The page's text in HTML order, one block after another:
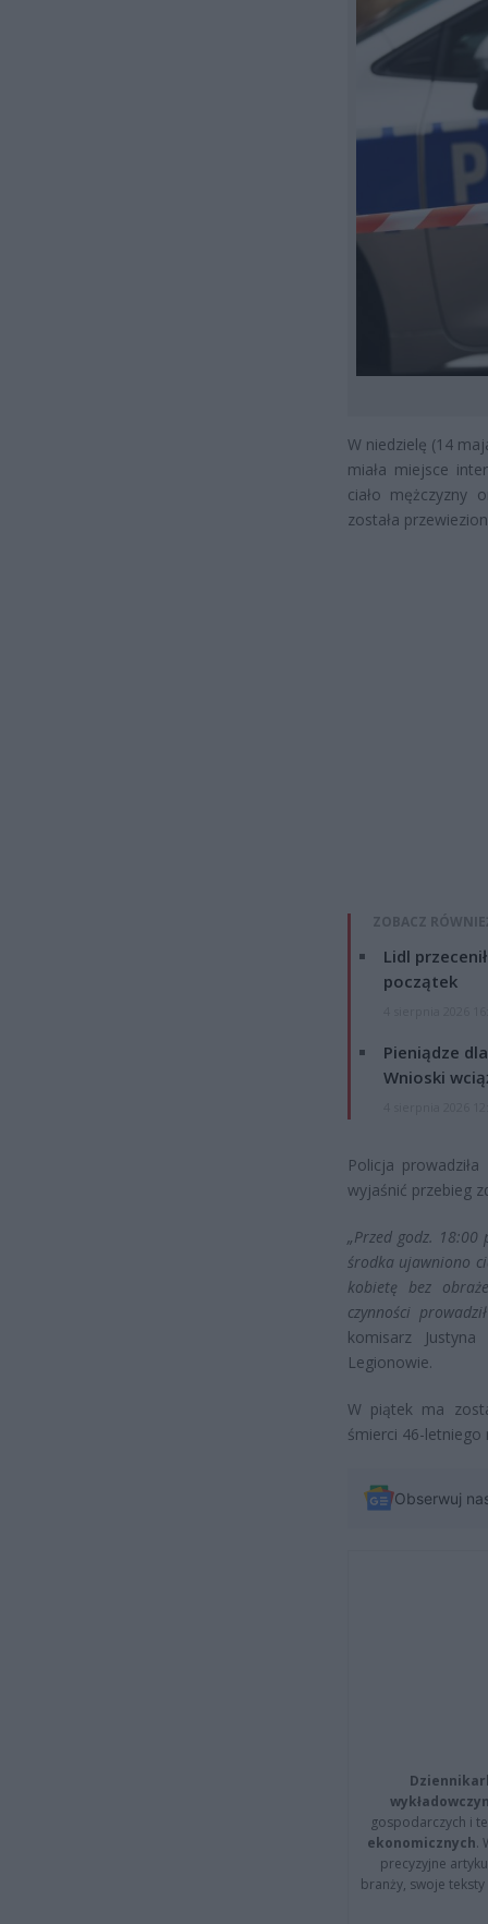
W niedzielę (14
miała miejsce
ciało mężczyzny
została
ZOBACZ
Lidl
początek
Pieniądze
Wnioski
Policja
wyjaśnić przebieg
„Przed godz.
środka ujawniono
kobietę bez
czynności
komisarz
Legionowie.
W piątek ma
śmierci 46-letniego
Obserwuj
gospodarczych i
ekonomicznych.
precyzyjne
branży, swoje